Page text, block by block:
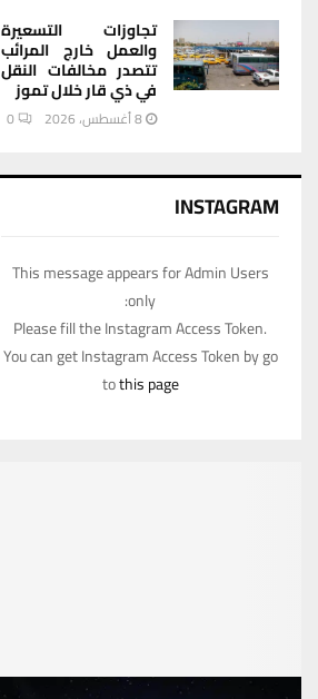
تجاوزات التسعيرة
والعمل خارج المرائب
تتصدر مخالفات النقل
في ذي قار خلال تموز
8 أغسطس، 2026 0
INSTAGRAM
This message appears for Admin Users
only:
Please fill the Instagram Access Token.
You can get Instagram Access Token by go
tothis page